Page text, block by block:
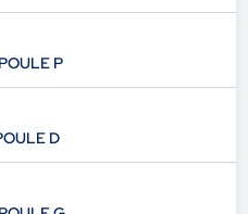
P
D